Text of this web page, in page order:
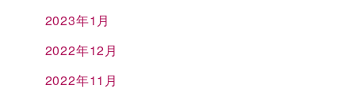
2023年1月
2022年12月
2022年11月